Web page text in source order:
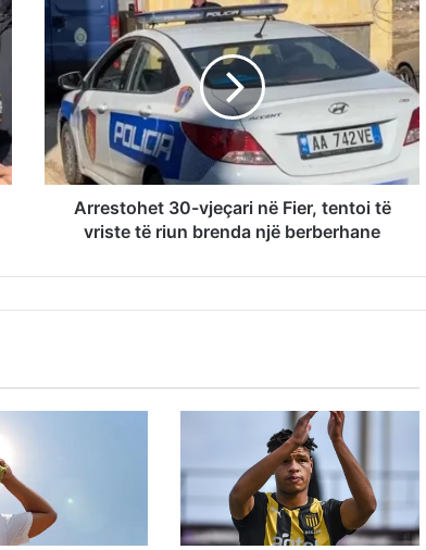
Arrestohet 30-vjeçari në Fier, tentoi të
vriste të riun brenda një berberhane